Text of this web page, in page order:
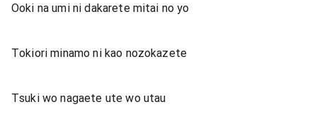
Ooki na umi ni dakarete mitai no yo
Tokiori minamo ni kao nozokazete
Tsuki wo nagaete ute wo utau